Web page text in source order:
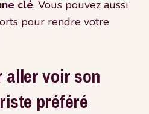
clé. Vous pouvez aussi
pour rendre votre
aller voir son
préféré